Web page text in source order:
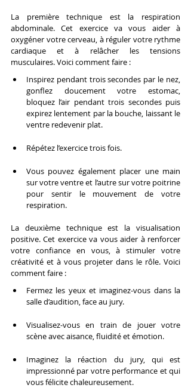
La première technique est la respiration
abdominale. Cet exercice va vous aider à
oxygéner votre cerveau, à réguler votre rythme
cardiaque et à relâcher les tensions
musculaires. Voici comment faire :
Inspirez pendant trois secondes par le nez,
gonflez doucement votre estomac,
bloquez l’air pendant trois secondes puis
expirez lentement par la bouche, laissant le
ventre redevenir plat.
Répétez l’exercice trois fois.
Vous pouvez également placer une main
sur votre ventre et l’autre sur votre poitrine
pour sentir le mouvement de votre
respiration.
La deuxième technique est la visualisation
positive. Cet exercice va vous aider à renforcer
votre confiance en vous, à stimuler votre
créativité et à vous projeter dans le rôle. Voici
comment faire :
Fermez les yeux et imaginez-vous dans la
salle d’audition, face au jury.
Visualisez-vous en train de jouer votre
scène avec aisance, fluidité et émotion.
Imaginez la réaction du jury, qui est
impressionné par votre performance et qui
vous félicite chaleureusement.